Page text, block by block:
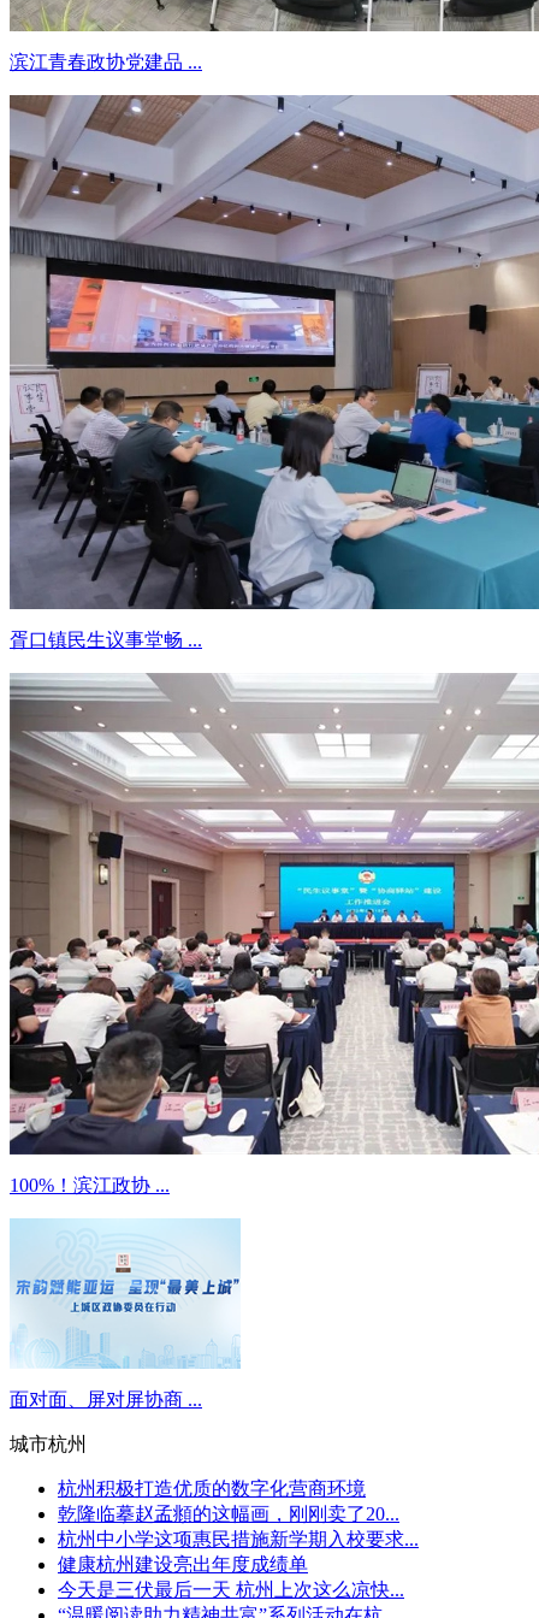
滨江青春政协党建品 ...
胥口镇民生议事堂畅 ...
100%！滨江政协 ...
面对面、屏对屏协商 ...
城市杭州
杭州积极打造优质的数字化营商环境
乾隆临摹赵孟頫的这幅画，刚刚卖了20...
杭州中小学这项惠民措施新学期入校要求...
健康杭州建设亮出年度成绩单
今天是三伏最后一天 杭州上次这么凉快...